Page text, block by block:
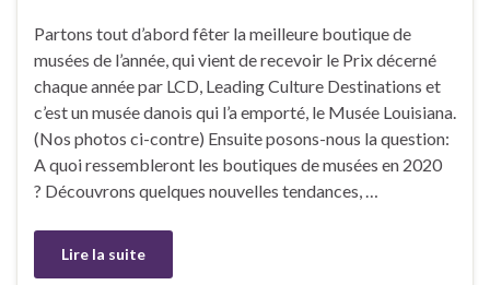
Partons tout d’abord fêter la meilleure boutique de
musées de l’année, qui vient de recevoir le Prix décerné
chaque année par LCD, Leading Culture Destinations et
c’est un musée danois qui l’a emporté, le Musée Louisiana.
(Nos photos ci-contre) Ensuite posons-nous la question:
A quoi ressembleront les boutiques de musées en 2020
? Découvrons quelques nouvelles tendances, …
Lire la suite